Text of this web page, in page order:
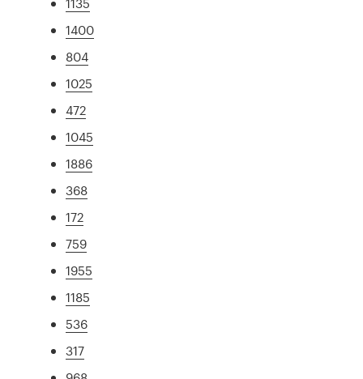
1400
804
1025
472
1045
1886
368
172
759
1955
1185
536
317